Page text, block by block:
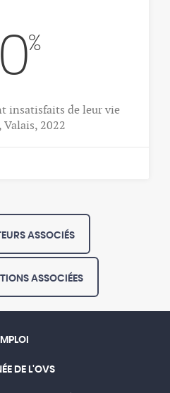
10%
insatisfaits de leur vie
Valais, 2022
ASSOCIÉS
ASSOCIÉES
DE L'OVS